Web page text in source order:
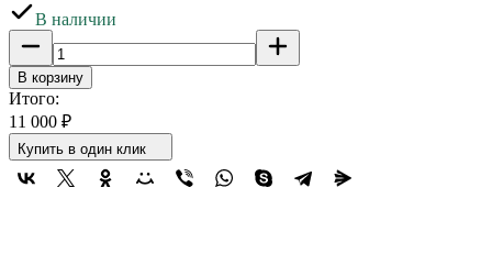
В наличии
В корзину
Итого:
11 000 ₽
Купить в один клик